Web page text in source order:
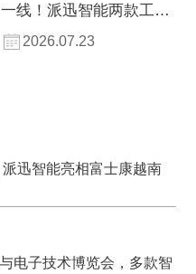
一线！派迅智能两款工业
智能体成功出货，全线激
活「线-边-仓」战略新势
2026.07.23
迅智能亮相富士康越南
电子技术博览会，多款智